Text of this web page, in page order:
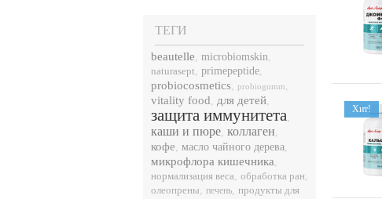
ТЕГИ
beautelle, microbiomskin,
naturasept, primepeptide,
probiocosmetics, probiogumm,
vitality food, для детей,
защита иммунитета,
каши и пюре, коллаген,
кофе, масло чайного дерева,
микрофлора кишечника,
нормализация веса, обработка ран,
олеопрены, печень, продукты для
Хит!